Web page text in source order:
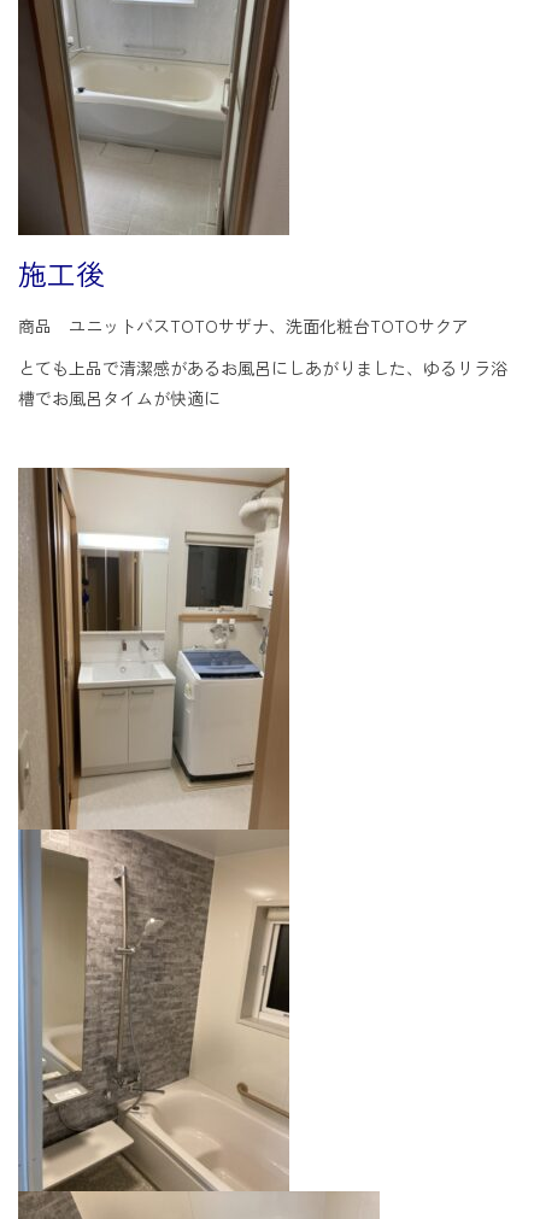
施工後
商品 ユニットバスTOTOサザナ、洗面化粧台TOTOサクア
とても上品で清潔感があるお風呂にしあがりました、ゆるリラ浴
槽でお風呂タイムが快適に